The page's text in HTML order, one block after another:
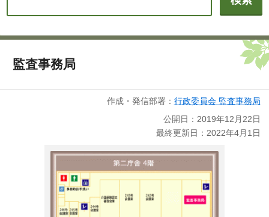
監査事務局
作成・発信部署： 行政委員会 監査事務局
公開日：2019年12月22日
最終更新日：2022年4月1日